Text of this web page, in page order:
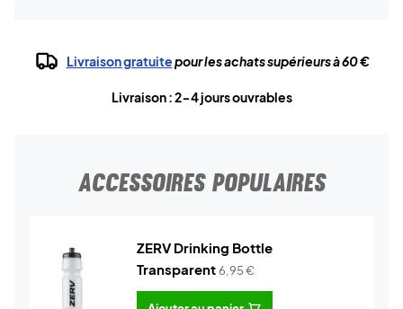
Livraison gratuitepour les achats supérieurs à 60 €
Livraison : 2-4 jours ouvrables
ACCESSOIRES POPULAIRES
ZERV Drinking Bottle
Transparent6,95€